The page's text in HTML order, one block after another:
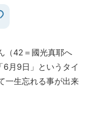
（42＝國光真耶へ
月9日」というタイ
一生忘れる事が出来